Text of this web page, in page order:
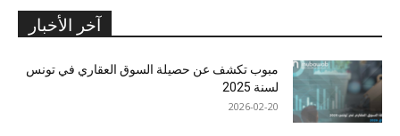
آخر الأخبار
مبوب تكشف عن حصيلة السوق العقاري في تونس
لسنة 2025
2026-02-20